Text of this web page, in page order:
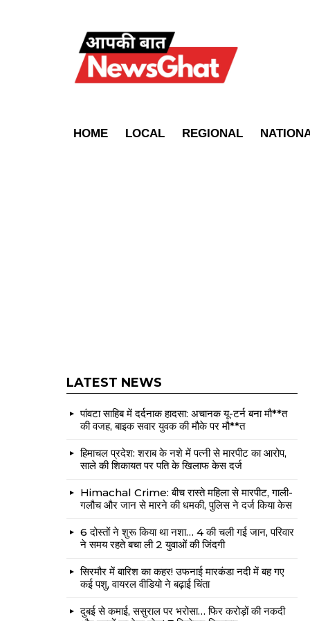
HOME LOCAL REGIONAL
LATEST NEWS
पांवटा साहिब में दर्दनाक हादसा: अचानक यू-टर्न बना मौ**त
की वजह, बाइक सवार युवक की मौके पर मौ**त
हिमाचल प्रदेश: शराब के नशे में पत्नी से मारपीट का आरोप,
साले की शिकायत पर पति के खिलाफ केस दर्ज
Himachal Crime: बीच रास्ते महिला से मारपीट, गाली-
गलौच और जान से मारने की धमकी, पुलिस ने दर्ज किया केस
6 दोस्तों ने शुरू किया था नशा… 4 की चली गई जान, परिवार
ने समय रहते बचा ली 2 युवाओं की जिंदगी
सिरमौर में बारिश का कहर! उफनाई मारकंडा नदी में बह गए
कई पशु, वायरल वीडियो ने बढ़ाई चिंता
दुबई से कमाई, ससुराल पर भरोसा… फिर करोड़ों की नकदी